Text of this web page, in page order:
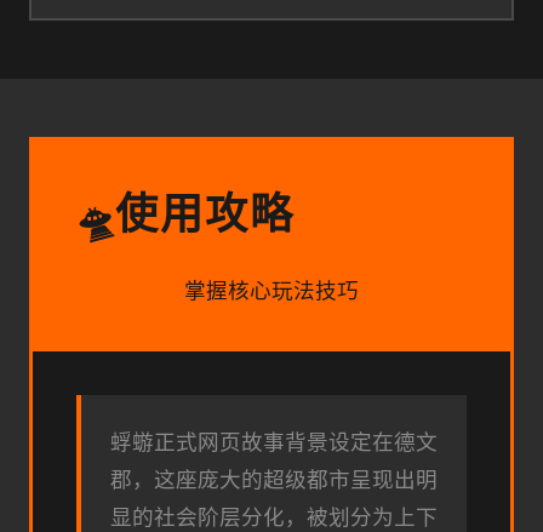
🛸使用攻略
掌握核心玩法技巧
蜉蝣正式网页故事背景设定在德文
郡，这座庞大的超级都市呈现出明
显的社会阶层分化，被划分为上下